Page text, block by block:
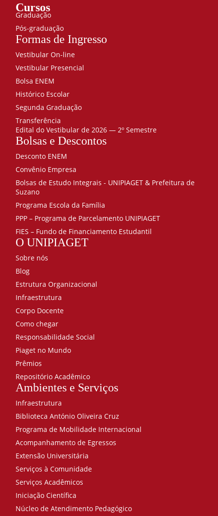
Cursos
Graduação
Pós-graduação
Formas de Ingresso
Vestibular On-line
Vestibular Presencial
Bolsa ENEM
Histórico Escolar
Segunda Graduação
Transferência
Edital do Vestibular de 2026 — 2º Semestre
Bolsas e Descontos
Desconto ENEM
Convênio Empresa
Bolsas de Estudo Integrais - UNIPIAGET & Prefeitura de
Suzano
Programa Escola da Família
PPP – Programa de Parcelamento UNIPIAGET
FIES – Fundo de Financiamento Estudantil
O UNIPIAGET
Sobre nós
Blog
Estrutura Organizacional
Infraestrutura
Corpo Docente
Como chegar
Responsabilidade Social
Piaget no Mundo
Prêmios
Repositório Acadêmico
Ambientes e Serviços
Infraestrutura
Biblioteca António Oliveira Cruz
Programa de Mobilidade Internacional
Acompanhamento de Egressos
Extensão Universitária
Serviços à Comunidade
Serviços Acadêmicos
Iniciação Científica
Núcleo de Atendimento Pedagógico